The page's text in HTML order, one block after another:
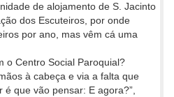
de alojamento de S. Jacinto
dos Escuteiros, por onde
por ano, mas vêm cá uma
o Centro Social Paroquial?
à cabeça e via a falta que
que vão pensar: E agora?”,